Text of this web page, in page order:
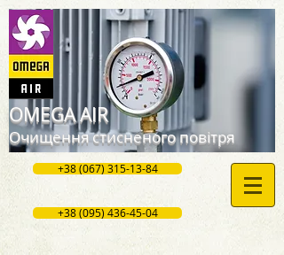
OMEGA AIR
Очищення стисненого повітря
+38 (067) 315-13-84
+38 (095) 436-45-04